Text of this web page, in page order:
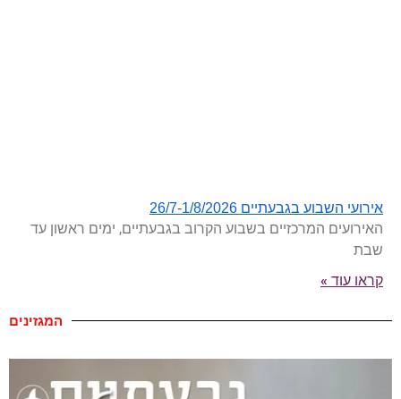
אירועי השבוע בגבעתיים 26/7-1/8/2026
האירועים המרכזיים בשבוע הקרוב בגבעתיים, ימים ראשון עד
שבת
קראו עוד »
המגזינים